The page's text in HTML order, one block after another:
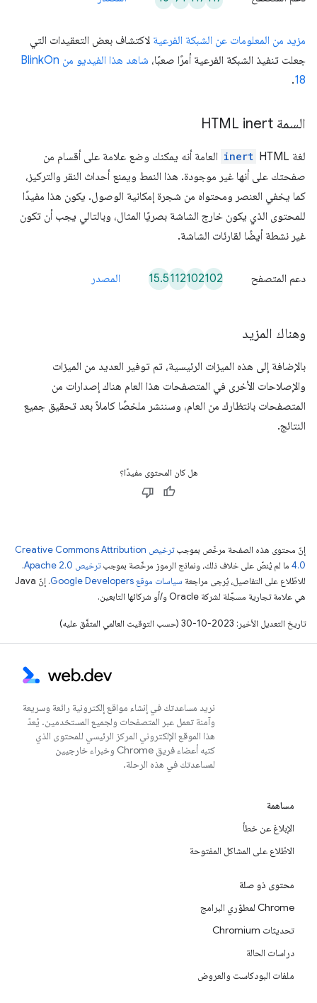
مزيد من المعلومات عن الشبكة الفرعية لاكتشاف بعض التعقيدات التي
جعلت تنفيذ الشبكة الفرعية أمرًا صعبًا،
شاهد هذا الفيديو من BlinkOn
18
.
السمة HTML inert
لغة HTML inert العامة أنه يمكنك وضع علامة على أقسام من
صفحتك على أنها غير موجودة. هذا النمط ويمنع أحداث النقر والتركيز،
كما يخفي العنصر ومحتواه من شجرة إمكانية الوصول. يكون هذا مفيدًا
للمحتوى الذي يكون خارج الشاشة بصريًا المثال، وبالتالي يجب أن تكون
غير نشطة أيضًا لقارئات الشاشة.
دعم المتصفح 102
102
112
15.5 المصدر
وهناك المزيد
بالإضافة إلى هذه الميزات الرئيسية، تم توفير العديد من الميزات
والإصلاحات الأخرى في المتصفحات هذا العام هناك إصدارات من
المتصفحات بانتظارك من العام، وسننشر ملخصًا كاملاً بعد تحقيق جميع
النتائج.
هل كان المحتوى مفيدًا؟
إنّ محتوى هذه الصفحة مرخّص بموجب
ترخيص Creative Commons Attribution
4.0‏ ما لم يُنصّ على خلاف ذلك، ونماذج الرموز مرخّصة بموجبترخيص Apache 2.0‏
.
للاطّلاع على التفاصيل، يُرجى مراجعة سياسات موقع Google Developers‏
. إنّ Java
هي علامة تجارية مسجَّلة لشركة Oracle و/أو شركائها التابعين.
تاريخ التعديل الأخير: 2023-10-30 (حسب التوقيت العالمي المتفَّق عليه)
نريد مساعدتك في إنشاء مواقع إلكترونية رائعة وسريعة
وآمنة تعمل عبر المتصفحات ولجميع المستخدمين. يُعدّ
هذا الموقع الإلكتروني المركز الرئيسي للمحتوى الذي
كتبه أعضاء فريق Chrome وخبراء خارجيين
لمساعدتك في هذه الرحلة.
مساهمة
الإبلاغ عن خطأ
الاطّلاع على المشاكل المفتوحة
محتوى ذو صلة
Chrome لمطوّري البرامج
تحديثات Chromium
دراسات الحالة
ملفات البودكاست والعروض